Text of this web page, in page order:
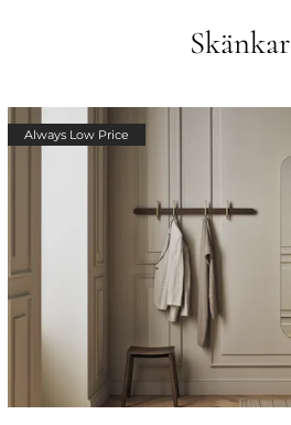
Skänkar
Always Low Price